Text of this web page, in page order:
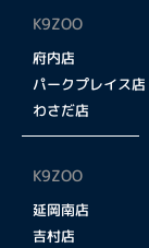
K9ZOO
府内店
パークプレイス店
わさだ店
K9ZOO
延岡南店
吉村店